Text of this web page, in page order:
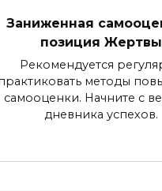
Заниженная
позиция Жертвы
Рекомендуется
методы
самооценки. Начните с
дневника успехов.